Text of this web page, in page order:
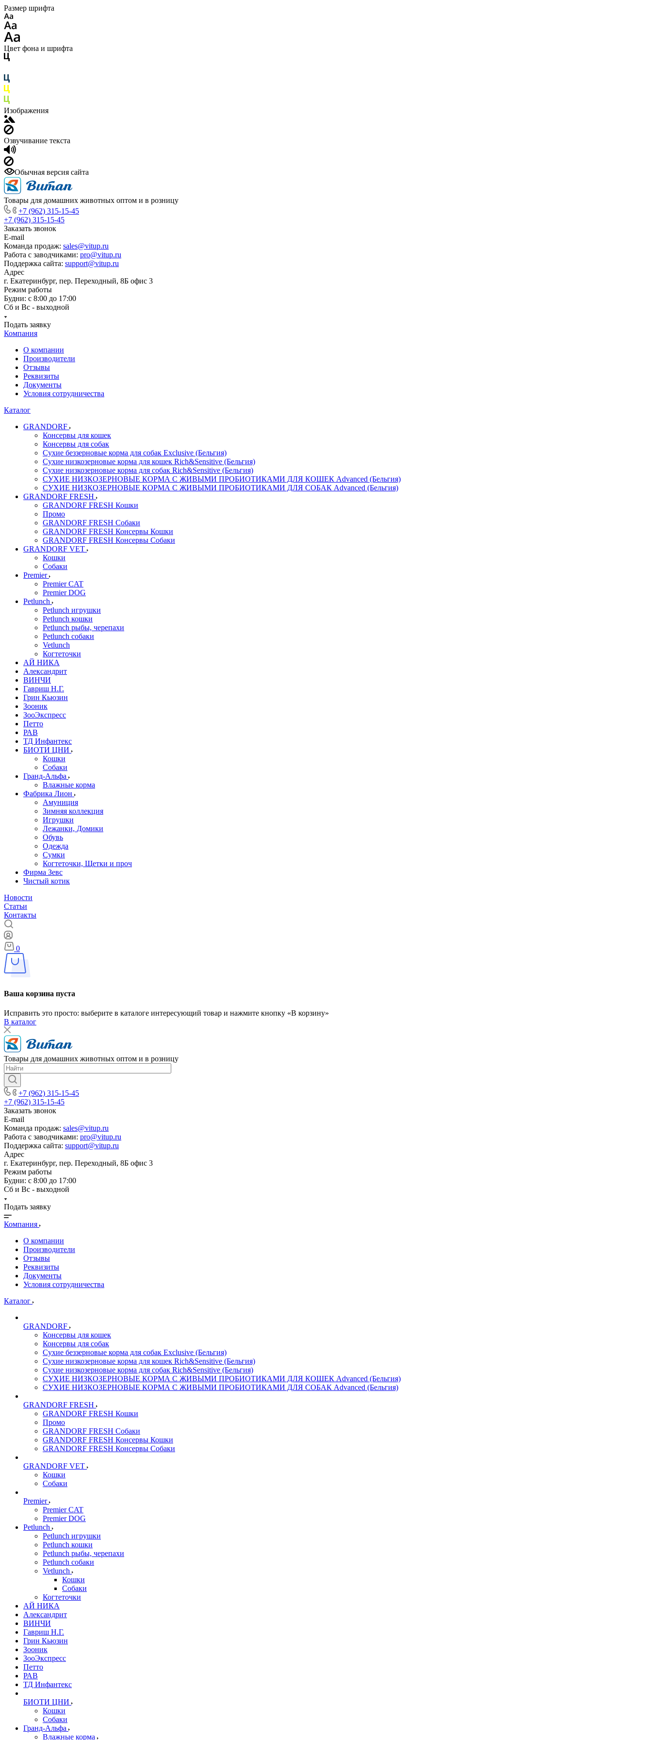
Размер шрифта
Цвет фона и шрифта
Изображения
Озвучивание текста
Обычная версия сайта
Товары для домашних животных оптом и в розницу
+7 (962) 315-15-45
+7 (962) 315-15-45
Заказать звонок
E-mail
Команда продаж: sales@vitup.ru
Работа с заводчиками: pro@vitup.ru
Поддержка сайта: support@vitup.ru
Адрес
г. Екатеринбург, пер. Переходный, 8Б офис 3
Режим работы
Будни: с 8:00 до 17:00
Сб и Вс - выходной
Подать заявку
Компания
О компании
Производители
Отзывы
Реквизиты
Документы
Условия сотрудничества
Каталог
GRANDORF
Консервы для кошек
Консервы для собак
Сухие беззерновые корма для собак Exclusive (Бельгия)
Сухие низкозерновые корма для кошек Rich&Sensitive (Бельгия)
Сухие низкозерновые корма для собак Rich&Sensitive (Бельгия)
СУХИЕ НИЗКОЗЕРНОВЫЕ КОРМА С ЖИВЫМИ ПРОБИОТИКАМИ ДЛЯ КОШЕК Advanced (Бельгия)
СУХИЕ НИЗКОЗЕРНОВЫЕ КОРМА С ЖИВЫМИ ПРОБИОТИКАМИ ДЛЯ СОБАК Advanced (Бельгия)
GRANDORF FRESH
GRANDORF FRESH Кошки
Промо
GRANDORF FRESH Собаки
GRANDORF FRESH Консервы Кошки
GRANDORF FRESH Консервы Собаки
GRANDORF VET
Кошки
Собаки
Premier
Premier CAT
Premier DOG
Petlunch
Petlunch игрушки
Petlunch кошки
Petlunch рыбы, черепахи
Petlunch собаки
Vetlunch
Когтеточки
АЙ НИКА
Александрит
ВИНЧИ
Гавриш Н.Г.
Грин Кьюзин
Зооник
ЗооЭкспресс
Петто
РАВ
ТД Инфантекс
БИОТИ ЦНИ
Кошки
Собаки
Гранд-Альфа
Влажные корма
Фабрика Лион
Амуниция
Зимняя коллекция
Игрушки
Лежанки, Домики
Обувь
Одежда
Сумки
Когтеточки, Щетки и проч
Фирма Зевс
Чистый котик
Новости
Статьи
Контакты
0
Ваша корзина пуста
Исправить это просто: выберите в каталоге интересующий товар и нажмите кнопку «В корзину»
В каталог
Товары для домашних животных оптом и в розницу
+7 (962) 315-15-45
+7 (962) 315-15-45
Заказать звонок
E-mail
Команда продаж: sales@vitup.ru
Работа с заводчиками: pro@vitup.ru
Поддержка сайта: support@vitup.ru
Адрес
г. Екатеринбург, пер. Переходный, 8Б офис 3
Режим работы
Будни: с 8:00 до 17:00
Сб и Вс - выходной
Подать заявку
Компания
О компании
Производители
Отзывы
Реквизиты
Документы
Условия сотрудничества
Каталог
GRANDORF
Консервы для кошек
Консервы для собак
Сухие беззерновые корма для собак Exclusive (Бельгия)
Сухие низкозерновые корма для кошек Rich&Sensitive (Бельгия)
Сухие низкозерновые корма для собак Rich&Sensitive (Бельгия)
СУХИЕ НИЗКОЗЕРНОВЫЕ КОРМА С ЖИВЫМИ ПРОБИОТИКАМИ ДЛЯ КОШЕК Advanced (Бельгия)
СУХИЕ НИЗКОЗЕРНОВЫЕ КОРМА С ЖИВЫМИ ПРОБИОТИКАМИ ДЛЯ СОБАК Advanced (Бельгия)
GRANDORF FRESH
GRANDORF FRESH Кошки
Промо
GRANDORF FRESH Собаки
GRANDORF FRESH Консервы Кошки
GRANDORF FRESH Консервы Собаки
GRANDORF VET
Кошки
Собаки
Premier
Premier CAT
Premier DOG
Petlunch
Petlunch игрушки
Petlunch кошки
Petlunch рыбы, черепахи
Petlunch собаки
Vetlunch
Кошки
Собаки
Когтеточки
АЙ НИКА
Александрит
ВИНЧИ
Гавриш Н.Г.
Грин Кьюзин
Зооник
ЗооЭкспресс
Петто
РАВ
ТД Инфантекс
БИОТИ ЦНИ
Кошки
Собаки
Гранд-Альфа
Влажные корма